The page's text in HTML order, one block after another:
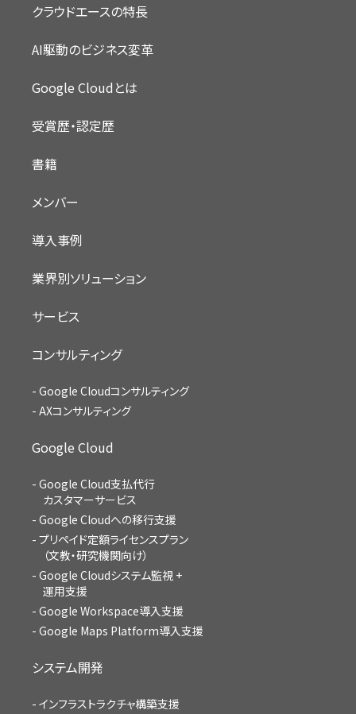
クラウドエースの特長
AI駆動のビジネス変革
Google Cloudとは
受賞歴・認定歴
書籍
メンバー
導入事例
業界別ソリューション
サービス
コンサルティング
Google Cloudコンサルティング
AXコンサルティング
Google Cloud
Google Cloud支払代行
カスタマーサービス
Google Cloudへの移行支援
プリペイド定額ライセンスプラン
（文教・研究機関向け）
Google Cloudシステム監視 +
運用支援
Google Workspace導入支援
Google Maps Platform導入支援
システム開発
インフラストラクチャ構築支援